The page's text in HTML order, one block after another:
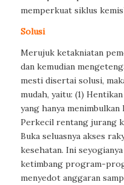
memperkuat siklus
Solusi
Merujuk ketakniatan
dan kemudian
mesti disertai solusi,
mudah, yaitu: (1)
yang hanya
Perkecil rentang jurang
Buka seluasnya akses
kesehatan. Ini
ketimbang program-
menyedot anggaran